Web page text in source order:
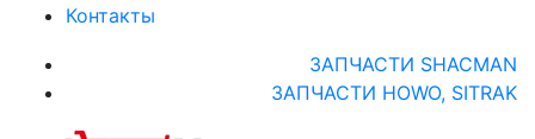
Контакты
ЗАПЧАСТИ SHACMAN
ЗАПЧАСТИ HOWO, SITRAK